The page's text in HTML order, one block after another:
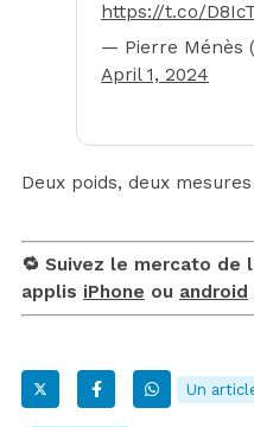
https://t.co/
— Pierre Ménès
April 1, 2024
Deux poids, deux
🔁 Suivez le mercato de
applis iPhone ou android
Un